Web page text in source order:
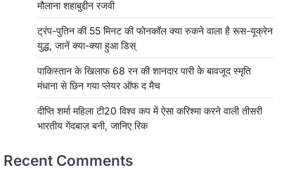
मौलाना शहाबुद्दीन रजवी
ट्रंप-पुतिन की 55 मिनट की फोनकॉल क्या रुकने वाला है रूस-यूक्रेन
युद्ध, जानें क्या-क्या हुआ डिस्
पाकिस्तान के खिलाफ 68 रन की शानदार पारी के बावजूद स्मृति
मंधाना से छिन गया प्लेयर ऑफ द मैच
दीप्ति शर्मा महिला टी20 विश्व कप में ऐसा करिश्मा करने वाली तीसरी
भारतीय गेंदबाज़ बनी, जानिए रिक
Recent Comments